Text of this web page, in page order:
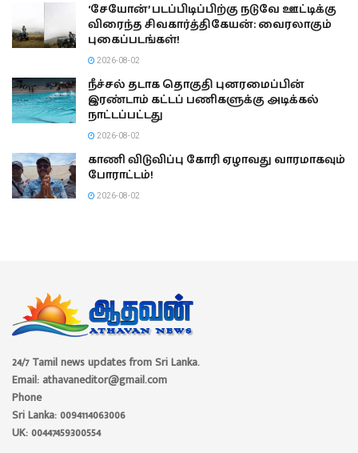
‘சேயோன்’ படப்பிடிப்பிற்கு நடுவே ஊட்டிக்கு
விரைந்த சிவகார்த்திகேயன்: வைரலாகும்
புகைப்படங்கள்!
2026-08-02
நீச்சல் தடாக தொகுதி புனரமைப்பின்
இரண்டாம் கட்டப் பணிகளுக்கு அடிக்கல்
நாட்டப்பட்டது
2026-08-02
காணி விடுவிப்பு கோரி ஏழாவது வாரமாகவும்
போராட்டம்!
2026-08-02
24/7 Tamil news updates from Sri Lanka.
Email: athavaneditor@gmail.com
Phone
Sri Lanka: 0094114063006
UK: 00447459300554